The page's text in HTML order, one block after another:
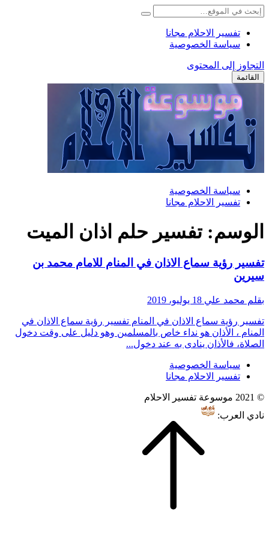
تفسير الاحلام مجانا
سياسة الخصوصية
التجاوز إلى المحتوى
القائمة
سياسة الخصوصية
تفسير الاحلام مجانا
الوسم:تفسير حلم اذان الميت
تفسير رؤية سماع الاذان في المنام للامام محمد بن
سيرين
بقلم محمد علي 18 يوليو، 2019
تفسير رؤية سماع الاذان في المنام تفسير رؤية سماع الاذان في
المنام ، الأذان هو نداء خاص بالمسلمين وهو دليل على وقت دخول
الصلاة، فالأذان ينادى به عند دخول...
سياسة الخصوصية
تفسير الاحلام مجانا
© 2021 موسوعة تفسير الاحلام
نادي العرب: